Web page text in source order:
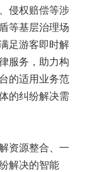
侵权赔偿等涉
等基层治理场
足游客即时解
服务，助力构
的适用业务范
的纠纷解决需
资源整合、一
解决的智能